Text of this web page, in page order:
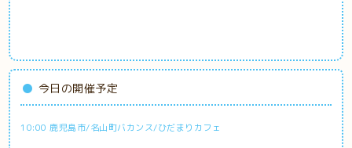
今日の開催予定
10:00 鹿児島市/名山町バカンス/ひだまりカフェ